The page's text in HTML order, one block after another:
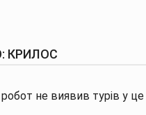
КРИЛОС
не виявив турів у це